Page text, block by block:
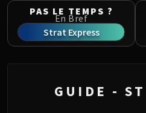
Kor'kron
General
Siegecrafter
PAS LE TEMPS ?
En Bref
Strat Express
GUIDE -